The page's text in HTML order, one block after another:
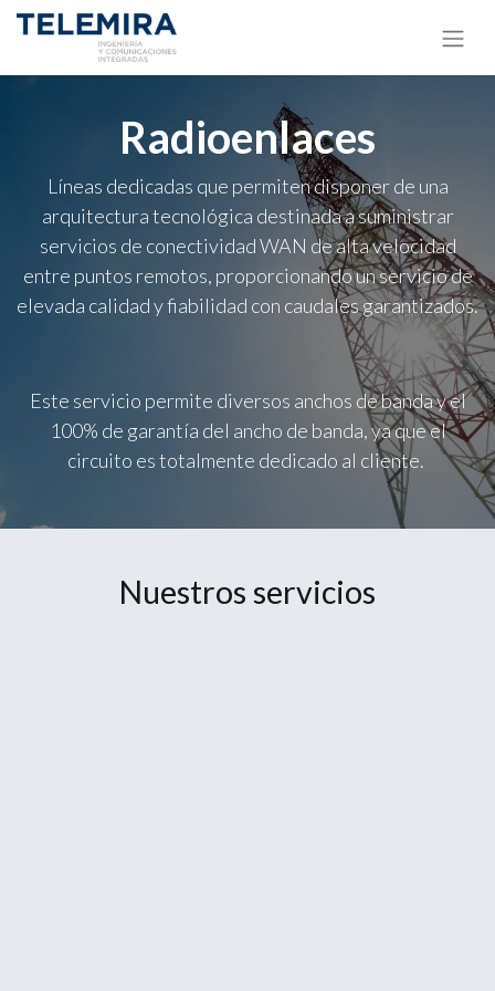
Radioenlaces
Líneas dedicadas que permiten disponer de una
arquitectura tecnológica destinada a suministrar
servicios de conectividad WAN de alta velocidad
entre puntos remotos, proporcionando un servicio de
elevada calidad y fiabilidad con caudales garantizados.
Este servicio permite diversos anchos de banda y el
100% de garantía del ancho de banda, ya que el
circuito es totalmente dedicado al cliente.
Nuestros servicios